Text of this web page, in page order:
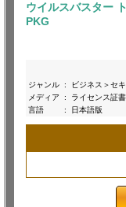
ウイルスバスター
PKG
ジャンル :
ビジネス＞セ
メディア
:
ライセンス証書
言語
: 日本語版